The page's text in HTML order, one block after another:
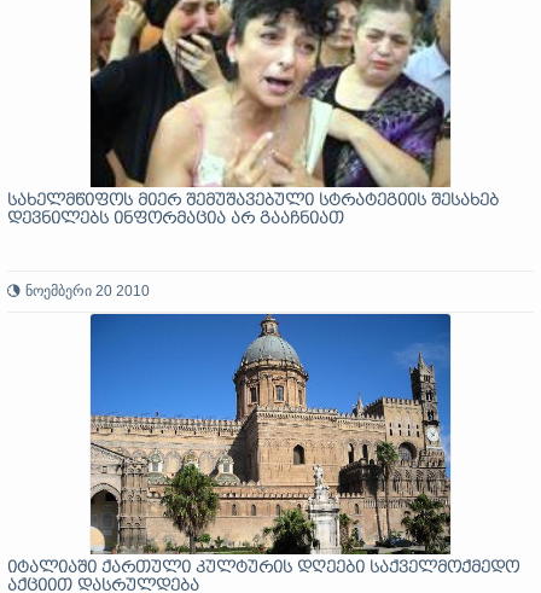
სახელმწიფოს მიერ შემუშავებული სტრატეგიის შესახებ
დევნილებს ინფორმაცია არ გააჩნიათ
ნოემბერი 20 2010
იტალიაში ქართული კულტურის დღეები საქველმოქმედო
აქციით დასრულდება